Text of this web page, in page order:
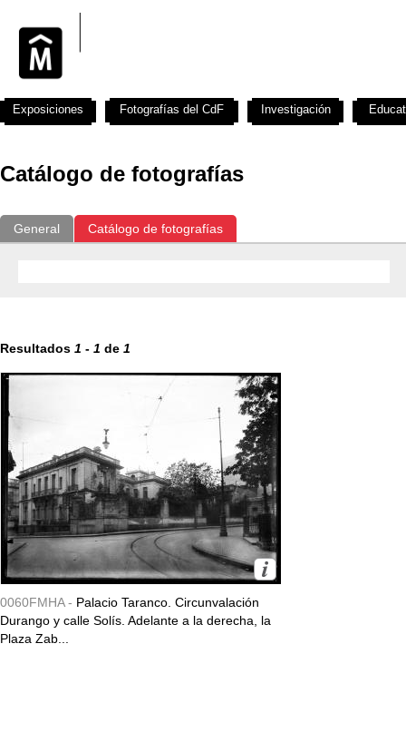
Catálogo de fotografías
General Catálogo de fotografías
Resultados 1 - 1 de 1
0060FMHA - Palacio Taranco. Circunvalación
Durango y calle Solís. Adelante a la derecha, la
Plaza Zab...
Exposiciones Fotografías del CdF Investigación